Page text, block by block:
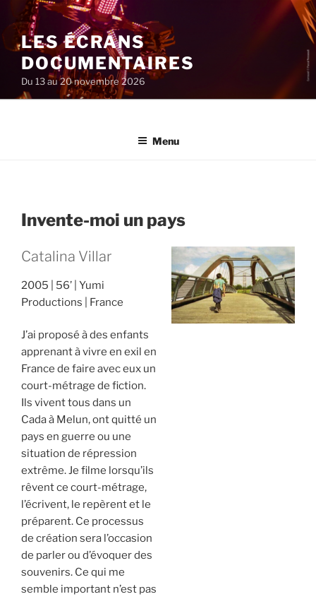
au
contenu
principal
LES ÉCRANS
DOCUMENTAIRES
Du 13 au 20 novembre 2026
Menu
Invente-moi un pays
Catalina Villar
2005 56’ Yumi
Productions
France
J’ai proposé à des enfants
apprenant à vivre en exil en
France de faire avec eux un
court-métrage de fiction.
Ils vivent tous dans un
Cada à Melun, ont quitté un
pays en guerre ou une
situation de répression
extrême. Je filme lorsqu’ils
rêvent ce court-métrage,
l’écrivent, le repèrent et le
préparent. Ce processus
de création sera l’occasion
de parler ou d’évoquer des
souvenirs. Ce qui me
semble important n’est pas